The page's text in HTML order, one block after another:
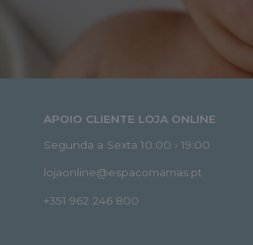
APOIO CLIENTE LOJA ONLINE
Segunda a Sexta 10:00 › 19:00
lojaonline@espacomamas.pt
+351 962 246 800